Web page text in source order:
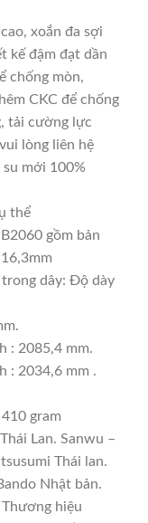
xoắn đa sợi
kế đậm đạt dần
chống mòn,
CKC để chống
tải cường lực
lòng liên hệ
su mới 100%
thể
gồm bản
dây: Độ dày
: 2085,4 mm.
: 2034,6 mm .
gram
Lan. Sanwu –
Thái lan.
Nhật bản.
hiệu